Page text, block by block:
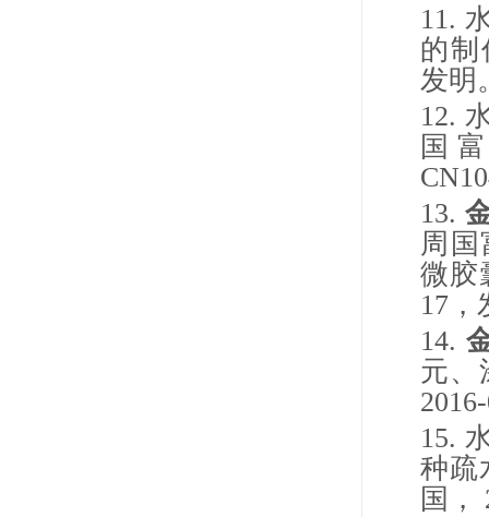
11.
的制
发明
12.
国
13.
周
微胶
17
14.
元、
15.
种疏
国，